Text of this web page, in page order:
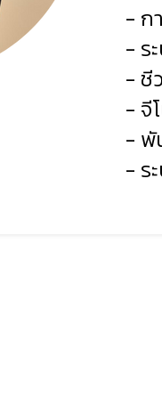
- ก
- ร
- ชี
- จี
- พั
- ร